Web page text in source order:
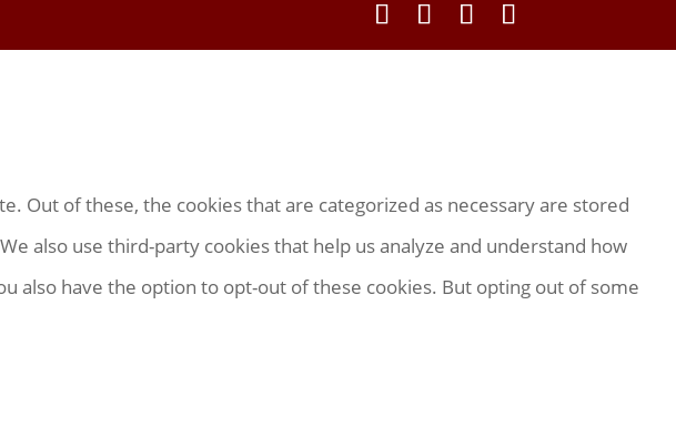
Out of these, the cookies that are categorized as necessary are stored
also use third-party cookies that help us analyze and understand how
also have the option to opt-out of these cookies. But opting out of some